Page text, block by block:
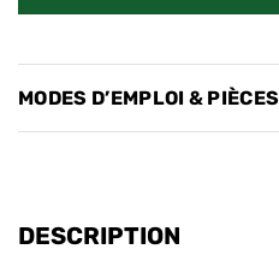
MODES D’EMPLOI & PIÈCES
DESCRIPTION